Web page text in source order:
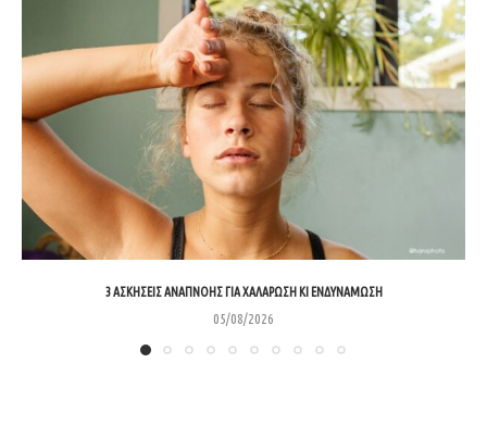
3 ΑΣΚΉΣΕΙΣ ΑΝΑΠΝΟΉΣ ΓΙΑ ΧΑΛΆΡΩΣΗ ΚΙ ΕΝΔΥΝΆΜΩΣΗ
05/08/2026